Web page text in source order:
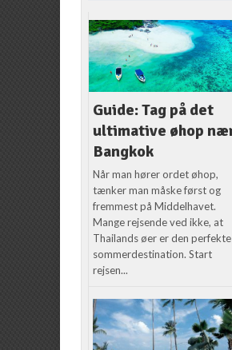
Guide: Tag på det
ultimative øhop
Bangkok
Når man hører ordet øhop,
tænker man måske først og
fremmest på Middelhavet.
Mange rejsende ved ikke, at
Thailands øer er den perfekte
sommerdestination. Start
rejsen...